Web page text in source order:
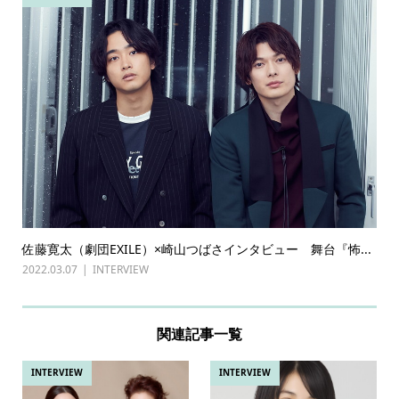
佐藤寛太（劇団EXILE）×崎山つばさインタビュー 舞台『怖...
2022.03.07 INTERVIEW
関連記事一覧
INTERVIEW INTERVIEW